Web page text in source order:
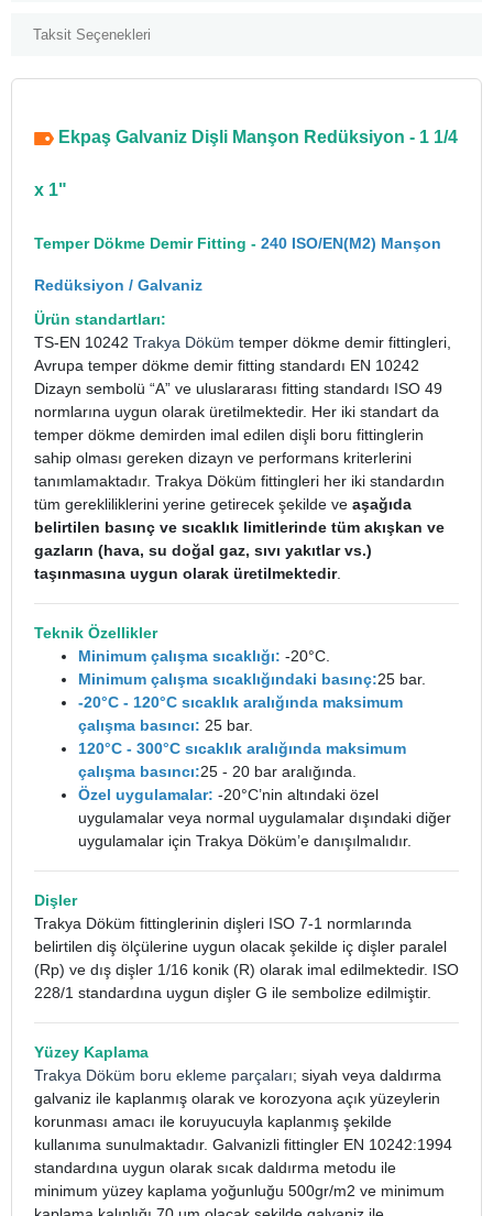
Taksit Seçenekleri
Ekpaş Galvaniz Dişli Manşon Redüksiyon - 1 1/4
x 1"
Temper Dökme Demir Fitting - 240 ISO/EN(M2) Manşon
Redüksiyon / Galvaniz
Ürün standartları:
TS-EN 10242 Trakya Döküm temper dökme demir fittingleri,
Avrupa temper dökme demir fitting standardı EN 10242
Dizayn sembolü “A” ve uluslararası fitting standardı ISO 49
normlarına uygun olarak üretilmektedir. Her iki standart da
temper dökme demirden imal edilen dişli boru fittinglerin
sahip olması gereken dizayn ve performans kriterlerini
tanımlamaktadır. Trakya Döküm fittingleri her iki standardın
tüm gerekliliklerini yerine getirecek şekilde ve aşağıda
belirtilen basınç ve sıcaklık limitlerinde tüm akışkan ve
gazların (hava, su doğal gaz, sıvı yakıtlar vs.)
taşınmasına uygun olarak üretilmektedir.
Teknik Özellikler
Minimum çalışma sıcaklığı: -20°C.
Minimum çalışma sıcaklığındaki basınç:25 bar.
-20°C - 120°C sıcaklık aralığında maksimum
çalışma basıncı: 25 bar.
120°C - 300°C sıcaklık aralığında maksimum
çalışma basıncı:25 - 20 bar aralığında.
Özel uygulamalar: -20°C’nin altındaki özel
uygulamalar veya normal uygulamalar dışındaki diğer
uygulamalar için Trakya Döküm’e danışılmalıdır.
Dişler
Trakya Döküm fittinglerinin dişleri ISO 7-1 normlarında
belirtilen diş ölçülerine uygun olacak şekilde iç dişler paralel
(Rp) ve dış dişler 1/16 konik (R) olarak imal edilmektedir. ISO
228/1 standardına uygun dişler G ile sembolize edilmiştir.
Yüzey Kaplama
Trakya Döküm boru ekleme parçaları; siyah veya daldırma
galvaniz ile kaplanmış olarak ve korozyona açık yüzeylerin
korunması amacı ile koruyucuyla kaplanmış şekilde
kullanıma sunulmaktadır. Galvanizli fittingler EN 10242:1994
standardına uygun olarak sıcak daldırma metodu ile
minimum yüzey kaplama yoğunluğu 500gr/m2 ve minimum